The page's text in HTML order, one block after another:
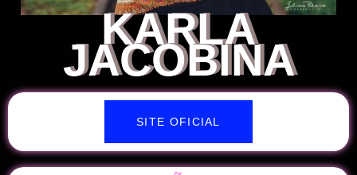
KARLA
JACOBINA
SITE OFICIAL